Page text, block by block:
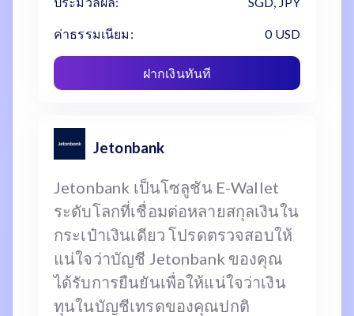
ค่าธรรมเนียม: 0 USD
ฝากเงินทันที
Jetonbank
Jetonbank เป็นโซลูชัน E-Wallet
ระดับโลกที่เชื่อมต่อหลายสกุลเงินใน
กระเป๋าเงินเดียว โปรดตรวจสอบให้
แน่ใจว่าบัญชี Jetonbank ของคุณ
ได้รับการยืนยันเพื่อให้แน่ใจว่าเงิน
ทุนในบัญชีเทรดของคุณปกติ